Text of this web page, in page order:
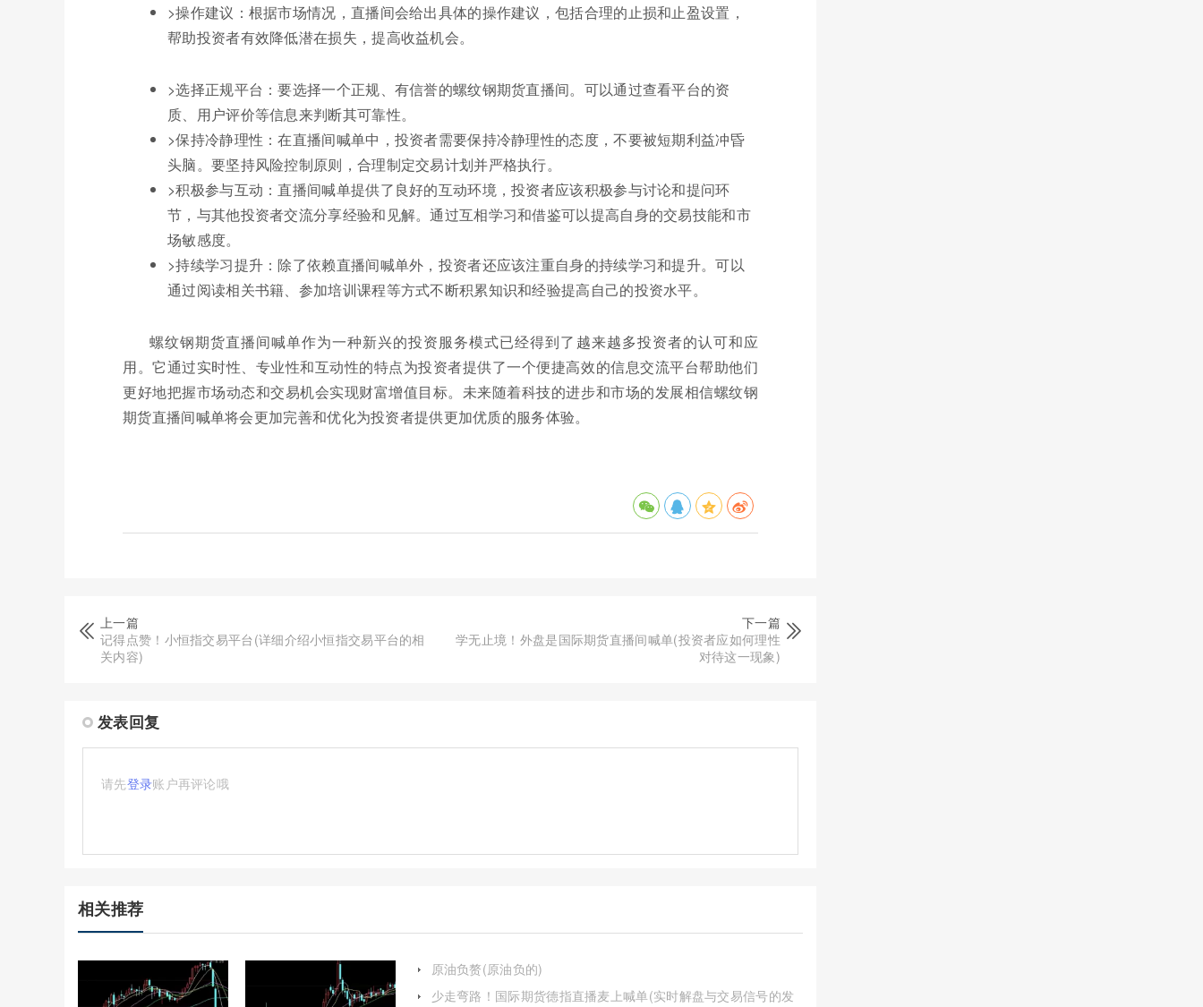
>操作建议：根据市场情况，直播间会给出具体的操作建议，包括合理的止损和止盈设置，
帮助投资者有效降低潜在损失，提高收益机会。
>选择正规平台：要选择一个正规、有信誉的螺纹钢期货直播间。可以通过查看平台的资
质、用户评价等信息来判断其可靠性。
>保持冷静理性：在直播间喊单中，投资者需要保持冷静理性的态度，不要被短期利益冲昏
头脑。要坚持风险控制原则，合理制定交易计划并严格执行。
>积极参与互动：直播间喊单提供了良好的互动环境，投资者应该积极参与讨论和提问环
节，与其他投资者交流分享经验和见解。通过互相学习和借鉴可以提高自身的交易技能和市
场敏感度。
>持续学习提升：除了依赖直播间喊单外，投资者还应该注重自身的持续学习和提升。可以
通过阅读相关书籍、参加培训课程等方式不断积累知识和经验提高自己的投资水平。
螺纹钢期货直播间喊单作为一种新兴的投资服务模式已经得到了越来越多投资者的认可和应
用。它通过实时性、专业性和互动性的特点为投资者提供了一个便捷高效的信息交流平台帮助他们
更好地把握市场动态和交易机会实现财富增值目标。未来随着科技的进步和市场的发展相信螺纹钢
期货直播间喊单将会更加完善和优化为投资者提供更加优质的服务体验。
上一篇
记得点赞！小恒指交易平台(详细介绍小恒指交易平台的相
关内容)
下一篇
学无止境！外盘是国际期货直播间喊单(投资者应如何理性
对待这一现象)
发表回复
请先登录账户再评论哦
相关推荐
原油负赘(原油负的)
少走弯路！国际期货德指直播麦上喊单(实时解盘与交易信号的发